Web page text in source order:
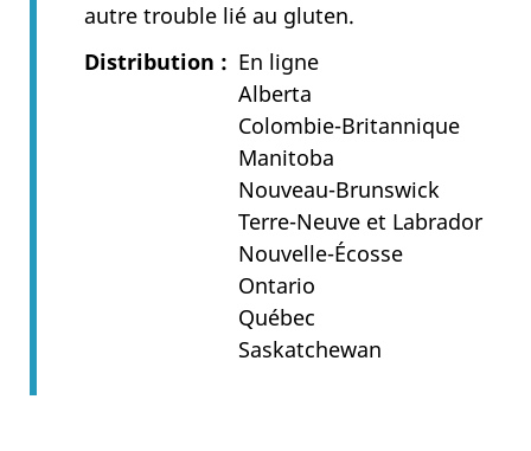
autre trouble lié au gluten.
Distribution
En ligne
Alberta
Colombie-Britannique
Manitoba
Nouveau-Brunswick
Terre-Neuve et Labrador
Nouvelle-Écosse
Ontario
Québec
Saskatchewan